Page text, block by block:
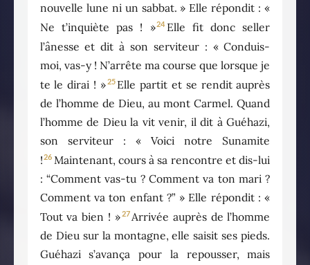
nouvelle lune ni un sabbat. » Elle répondit : «
Ne t’inquiète pas ! »24 Elle fit donc seller
l’ânesse et dit à son serviteur : « Conduis-
moi, vas-y ! N’arrête ma course que lorsque je
te le dirai ! »25 Elle partit et se rendit auprès
de l’homme de Dieu, au mont Carmel. Quand
l’homme de Dieu la vit venir, il dit à Guéhazi,
son serviteur : « Voici notre Sunamite
!26 Maintenant, cours à sa rencontre et dis-lui
: “Comment vas-tu ? Comment va ton mari ?
Comment va ton enfant ?” » Elle répondit : «
Tout va bien ! »27Arrivée auprès de l’homme
de Dieu sur la montagne, elle saisit ses pieds.
Guéhazi s’avança pour la repousser, mais